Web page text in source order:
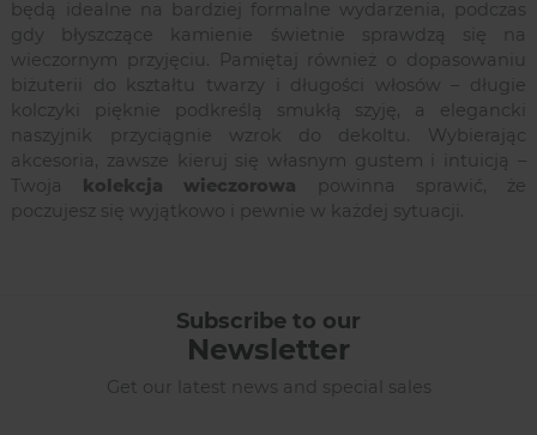
będą idealne na bardziej formalne wydarzenia, podczas
gdy błyszczące kamienie świetnie sprawdzą się na
wieczornym przyjęciu. Pamiętaj również o dopasowaniu
biżuterii do kształtu twarzy i długości włosów – długie
kolczyki pięknie podkreślą smukłą szyję, a elegancki
naszyjnik przyciągnie wzrok do dekoltu. Wybierając
akcesoria, zawsze kieruj się własnym gustem i intuicją –
Twoja kolekcja wieczorowa
powinna sprawić, że
poczujesz się wyjątkowo i pewnie w każdej sytuacji.
Subscribe to our
Newsletter
Get our latest news and special sales